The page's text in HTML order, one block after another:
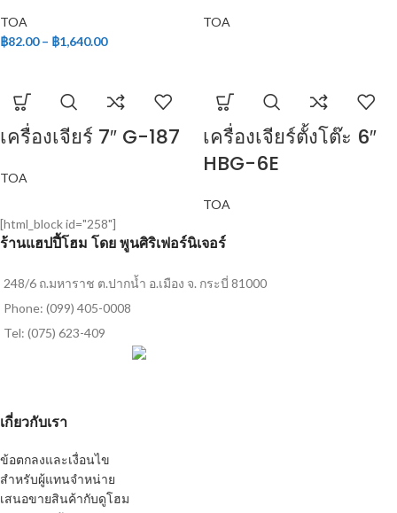
TOA
฿82.00 – ฿1,640.00
TOA
เครื่องเจียร์ 7″ G-187
TOA
เครื่องเจียร์ตั้งโต๊ะ 6″
HBG-6E
TOA
[html_block id="258"]
ร้านแฮปปี้โฮม โดย พูนศิริเฟอร์นิเจอร์
248/6 ถ.มหาราช ต.ปากน้ำ อ.เมือง จ. กระบี่ 81000
Phone: (099) 405-0008
Tel: (075) 623-409
เกี่ยวกับเรา
ข้อตกลงและเงื่อนไข
สำหรับผู้แทนจำหน่าย
เสนอขายสินค้ากับดูโฮม